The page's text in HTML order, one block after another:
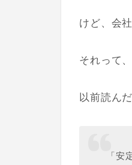
けど、会
それって
以前読ん
「